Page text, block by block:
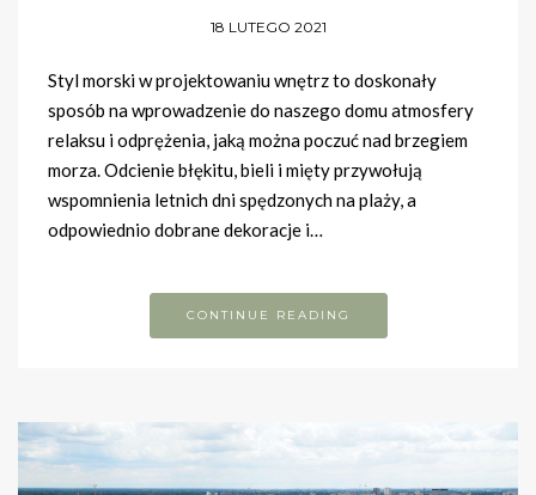
18 LUTEGO 2021
Styl morski w projektowaniu wnętrz to doskonały
sposób na wprowadzenie do naszego domu atmosfery
relaksu i odprężenia, jaką można poczuć nad brzegiem
morza. Odcienie błękitu, bieli i mięty przywołują
wspomnienia letnich dni spędzonych na plaży, a
odpowiednio dobrane dekoracje i…
CONTINUE READING